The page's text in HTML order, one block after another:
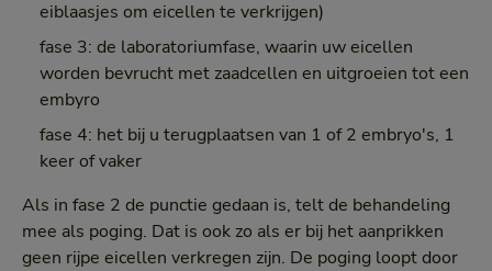
eiblaasjes om eicellen te verkrijgen)
fase 3: de laboratoriumfase, waarin uw eicellen
worden bevrucht met zaadcellen en uitgroeien tot een
embyro
fase 4: het bij u terugplaatsen van 1 of 2 embryo's, 1
keer of vaker
Als in fase 2 de punctie gedaan is, telt de behandeling
mee als poging. Dat is ook zo als er bij het aanprikken
geen rijpe eicellen verkregen zijn. De poging loopt door